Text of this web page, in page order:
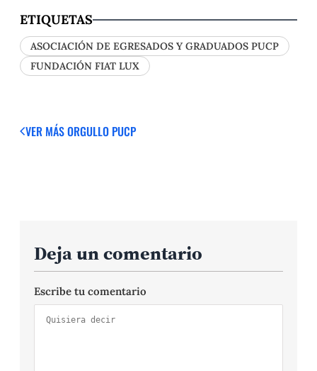
ETIQUETAS
ASOCIACIÓN DE EGRESADOS Y GRADUADOS PUCP
FUNDACIÓN FIAT LUX
VER MÁSORGULLO PUCP
Deja un comentario
Escribe tu comentario